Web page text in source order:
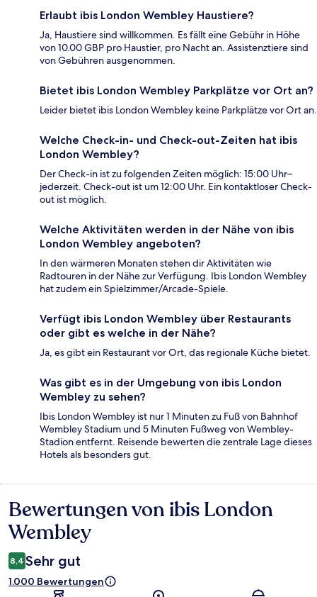
Erlaubt ibis London Wembley Haustiere?
Ja, Haustiere sind willkommen. Es fällt eine Gebühr in Höhe
von 10.00 GBP pro Haustier, pro Nacht an. Assistenztiere sind
von Gebühren ausgenommen.
Bietet ibis London Wembley Parkplätze vor Ort an?
Leider bietet ibis London Wembley keine Parkplätze vor Ort an.
Welche Check-in- und Check-out-Zeiten hat ibis
London Wembley?
Der Check-in ist zu folgenden Zeiten möglich: 15:00 Uhr–
jederzeit. Check-out ist um 12:00 Uhr. Ein kontaktloser Check-
out ist möglich.
Welche Aktivitäten werden in der Nähe von ibis
London Wembley angeboten?
In den wärmeren Monaten stehen dir Aktivitäten wie
Radtouren in der Nähe zur Verfügung. Ibis London Wembley
hat zudem ein Spielzimmer/Arcade-Spiele.
Verfügt ibis London Wembley über Restaurants
oder gibt es welche in der Nähe?
Ja, es gibt ein Restaurant vor Ort, das regionale Küche bietet.
Was gibt es in der Umgebung von ibis London
Wembley zu sehen?
Ibis London Wembley ist nur 1 Minuten zu Fuß von Bahnhof
Wembley Stadium und 5 Minuten Fußweg von Wembley-
Stadion entfernt. Reisende bewerten die zentrale Lage dieses
Hotels als besonders gut.
Bewertungen
Bewertungen von ibis London
Wembley
8,4 Sehr gut
1.000 Bewertungen